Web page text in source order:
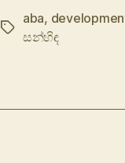
Tags
aba,
සන්හිඳ